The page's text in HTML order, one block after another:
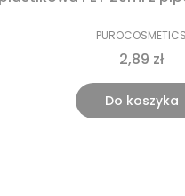
PUROCOSMETICS
2,89 zł
Do koszyka